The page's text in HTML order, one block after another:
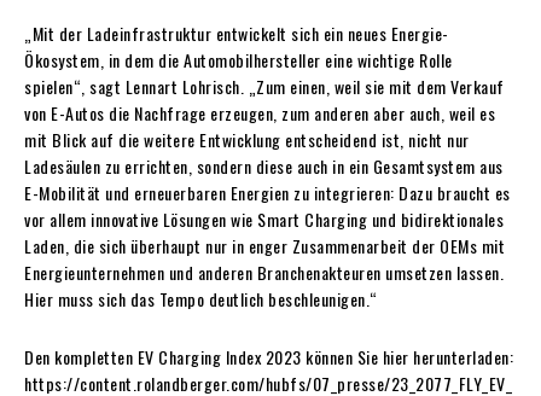
„Mit der Ladeinfrastruktur entwickelt sich ein neues Energie-
Ökosystem, in dem die Automobilhersteller eine wichtige Rolle
spielen“, sagt Lennart Lohrisch. „Zum einen, weil sie mit dem Verkauf
von E-Autos die Nachfrage erzeugen, zum anderen aber auch, weil es
mit Blick auf die weitere Entwicklung entscheidend ist, nicht nur
Ladesäulen zu errichten, sondern diese auch in ein Gesamtsystem aus
E-Mobilität und erneuerbaren Energien zu integrieren: Dazu braucht es
vor allem innovative Lösungen wie Smart Charging und bidirektionales
Laden, die sich überhaupt nur in enger Zusammenarbeit der OEMs mit
Energieunternehmen und anderen Branchenakteuren umsetzen lassen.
Hier muss sich das Tempo deutlich beschleunigen.“
Den kompletten EV Charging Index 2023 können Sie hier herunterladen:
https://content.rolandberger.com/hubfs/07_presse/23_2077_FLY_EV_